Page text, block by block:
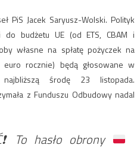
PiS Jacek Saryusz-Wolski. Polityk
budżetu UE (od ETS, CBAM i
własne na spłatę pożyczek na
rocznie) będą głosowane w
środę 23 listopada.
z Funduszu Odbudowy nadal
❗️ To hasło obrony